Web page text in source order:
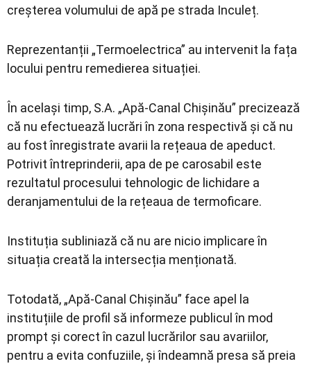
creșterea volumului de apă pe strada Inculeț.
Reprezentanții „Termoelectrica” au intervenit la fața
locului pentru remedierea situației.
În același timp, S.A. „Apă-Canal Chișinău” precizează
că nu efectuează lucrări în zona respectivă și că nu
au fost înregistrate avarii la rețeaua de apeduct.
Potrivit întreprinderii, apa de pe carosabil este
rezultatul procesului tehnologic de lichidare a
deranjamentului de la rețeaua de termoficare.
Instituția subliniază că nu are nicio implicare în
situația creată la intersecția menționată.
Totodată, „Apă-Canal Chișinău” face apel la
instituțiile de profil să informeze publicul în mod
prompt și corect în cazul lucrărilor sau avariilor,
pentru a evita confuziile, și îndeamnă presa să preia